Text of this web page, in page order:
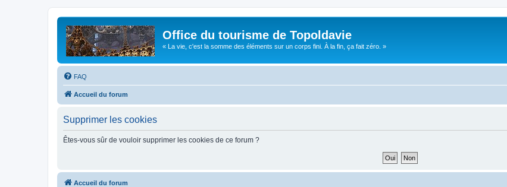
Office du tourisme de Topoldavie
« La vie, c'est la somme des éléments sur un corps fini. À la fin, ça fait zéro. »
FAQ
Accueil du forum
Supprimer les cookies
Êtes-vous sûr de vouloir supprimer les cookies de ce forum ?
Accueil du forum